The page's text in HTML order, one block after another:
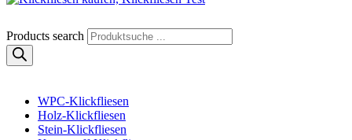
Klickfliese | klick-klick-fertig
Klickfliesen online kaufen
Products search
WPC-Klickfliesen
Holz-Klickfliesen
Stein-Klickfliesen